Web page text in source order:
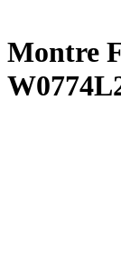
Montre